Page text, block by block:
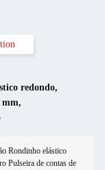
redondo,
mm,
Rondinho elástico
Pulseira de contas de